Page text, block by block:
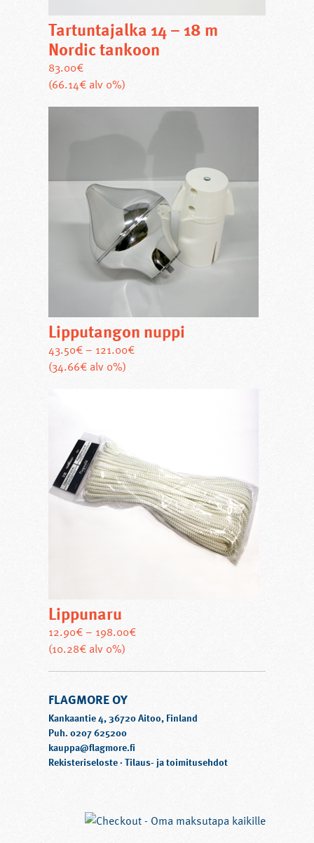
Tartuntajalka 14 – 18 m
Nordic tankoon
83.00€
(66.14€ alv 0%)
Lipputangon nuppi
43.50€– 121.00€
(34.66€ alv 0%)
tehdä
valinnat
tuotteen
sivulla.
Lippunaru
12.90€– 198.00€
(10.28€ alv 0%)
useampi
muunnelma.
Voit
tehdä
valinnat
FLAGMORE OY
Kankaantie 4, 36720 Aitoo, Finland
Puh. 0207 625200
kauppa@flagmore.fi
Rekisteriseloste·Tilaus- ja toimitusehdot